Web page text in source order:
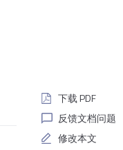
下载 PDF
反馈文档问题
修改本文